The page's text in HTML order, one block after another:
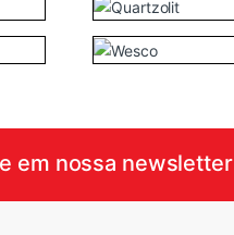
em nossa newsletter